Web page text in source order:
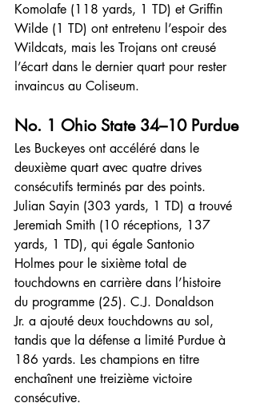
Komolafe (118 yards, 1 TD) et Griffin
Wilde (1 TD) ont entretenu l’espoir des
Wildcats, mais les Trojans ont creusé
l’écart dans le dernier quart pour rester
invaincus au Coliseum.
No. 1 Ohio State 34–10 Purdue
Les Buckeyes ont accéléré dans le
deuxième quart avec quatre drives
consécutifs terminés par des points.
Julian Sayin (303 yards, 1 TD) a trouvé
Jeremiah Smith (10 réceptions, 137
yards, 1 TD), qui égale Santonio
Holmes pour le sixième total de
touchdowns en carrière dans l’histoire
du programme (25). C.J. Donaldson
Jr. a ajouté deux touchdowns au sol,
tandis que la défense a limité Purdue à
186 yards. Les champions en titre
enchaînent une treizième victoire
consécutive.